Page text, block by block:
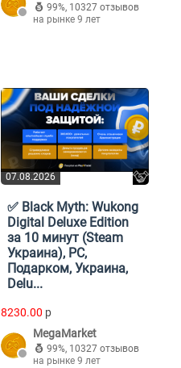
99%, 10327 отзывов
на рынке 9 лет
07.08.2026
✅ Black Myth: Wukong
Digital Deluxe Edition
за 10 минут (Steam
Украина), PC,
Подарком, Украина,
Delu...
8230.00 p
MegaMarket
99%, 10327 отзывов
на рынке 9 лет